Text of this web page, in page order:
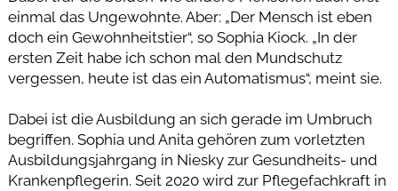
einmal das Ungewohnte. Aber: „Der Mensch ist eben
doch ein Gewohnheitstier“, so Sophia Kiock. „In der
ersten Zeit habe ich schon mal den Mundschutz
vergessen, heute ist das ein Automatismus“, meint sie.
Dabei ist die Ausbildung an sich gerade im Umbruch
begriffen. Sophia und Anita gehören zum vorletzten
Ausbildungsjahrgang in Niesky zur Gesundheits- und
Krankenpflegerin. Seit 2020 wird zur Pflegefachkraft in